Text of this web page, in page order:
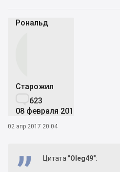
Рональд
Старожил
623
08 февраля 2017
02 апр 2017 20:04
Цитата "Oleg49":